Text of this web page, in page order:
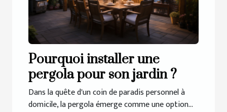
Pourquoi installer une
pergola pour son jardin ?
Dans la quête d'un coin de paradis personnel à
domicile, la pergola émerge comme une option...